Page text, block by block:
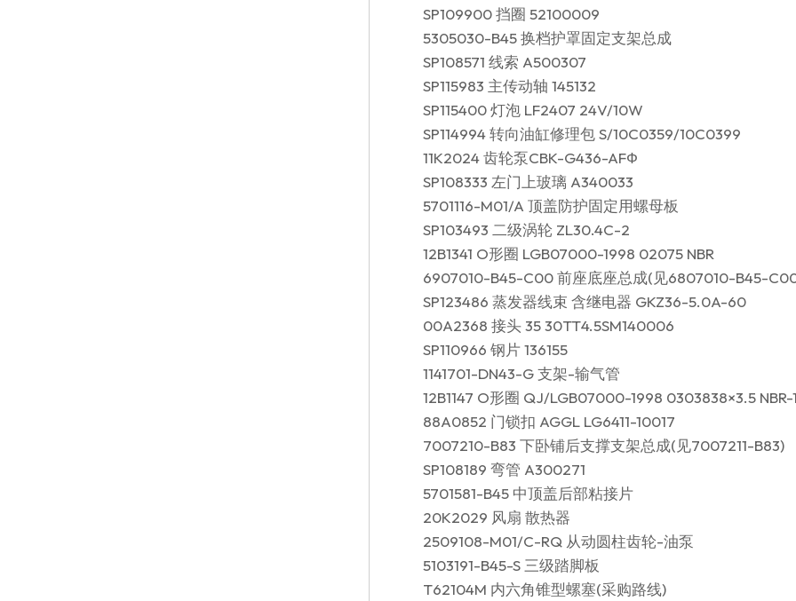
SP109900 挡圈 52100009
5305030-B45 换档护罩固定支架总成
SP108571 线索 A500307
SP115983 主传动轴 145132
SP115400 灯泡 LF2407 24V/10W
SP114994 转向油缸修理包 S/10C0359/10C0399
11K2024 齿轮泵CBK-G436-AFФ
SP108333 左门上玻璃 A340033
5701116-M01/A 顶盖防护固定用螺母板
SP103493 二级涡轮 ZL30.4C-2
12B1341 O形圈 LGB07000-1998 02075 NBR
6907010-B45-C00 前座底座总成(见6807010-B45-
SP123486 蒸发器线束 含继电器 GKZ36-5.0A-60
00A2368 接头 35 30TT4.5SM140006
SP110966 钢片 136155
1141701-DN43-G 支架-输气管
12B1147 O形圈 QJ/LGB07000-1998 0303838×3.5
88A0852 门锁扣 AGGL LG6411-10017
7007210-B83 下卧铺后支撑支架总成(见7007211-B83)
SP108189 弯管 A300271
5701581-B45 中顶盖后部粘接片
20K2029 风扇 散热器
2509108-M01/C-RQ 从动圆柱齿轮-油泵
5103191-B45-S 三级踏脚板
T62104M 内六角锥型螺塞(采购路线)